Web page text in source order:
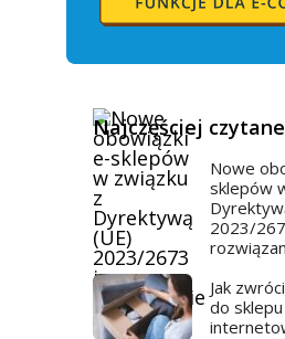
Najczęściej
Nowe
sklepów
2023/
Jak
do sklepu